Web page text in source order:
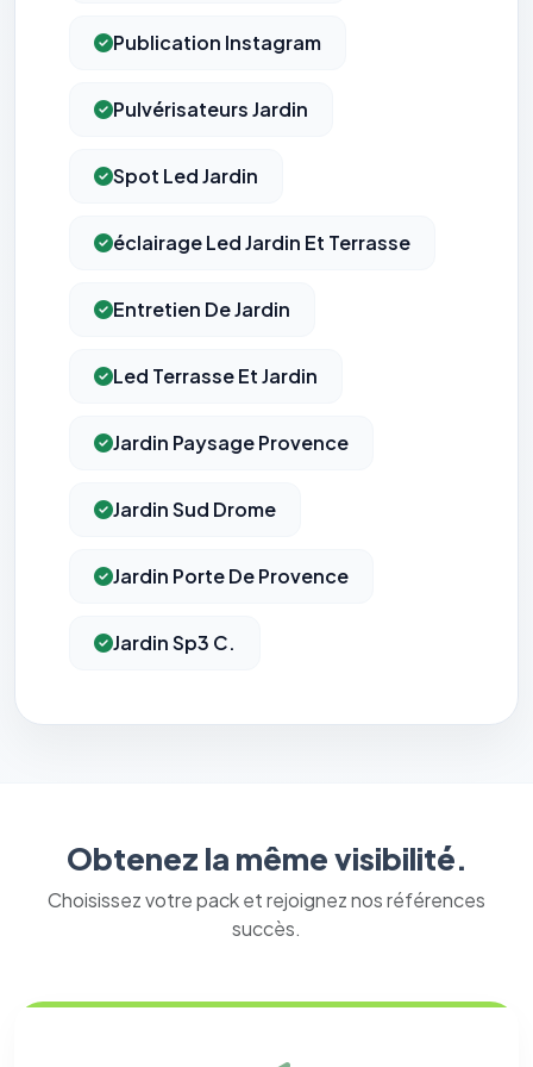
Publication Instagram
Pulvérisateurs Jardin
Spot Led Jardin
éclairage Led Jardin Et Terrasse
Entretien De Jardin
Led Terrasse Et Jardin
Jardin Paysage Provence
Jardin Sud Drome
Jardin Porte De Provence
Jardin Sp3 C.
Obtenez la même visibilité.
Choisissez votre pack et rejoignez nos références
succès.